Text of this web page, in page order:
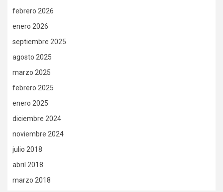
febrero 2026
enero 2026
septiembre 2025
agosto 2025
marzo 2025
febrero 2025
enero 2025
diciembre 2024
noviembre 2024
julio 2018
abril 2018
marzo 2018